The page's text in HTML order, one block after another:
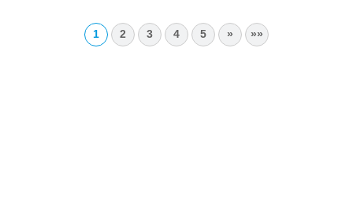
1 2 3 4 5 » »»